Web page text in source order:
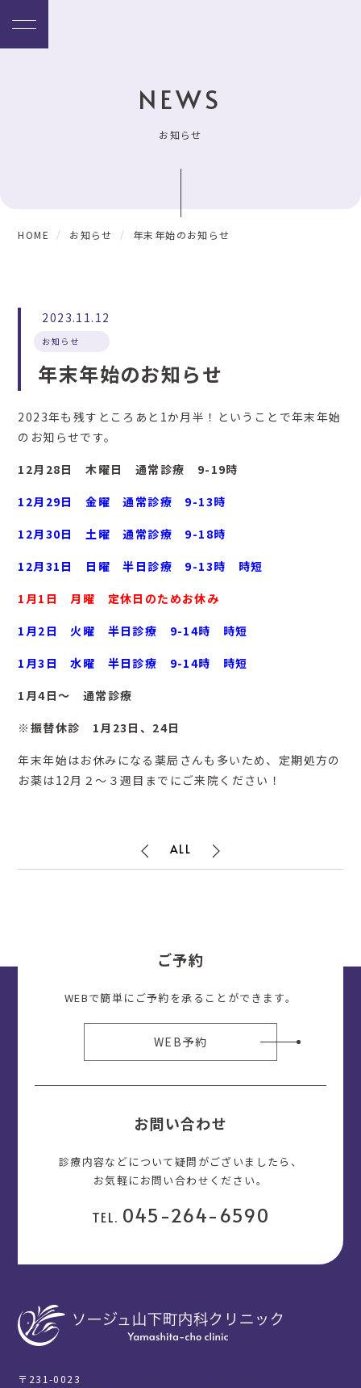
NEWS
お知らせ
HOME お知らせ 年末年始のお知らせ
2023.11.12
お知らせ
年末年始のお知らせ
2023年も残すところあと1か月半！ということで年末年始
のお知らせです。
12月28日 木曜日 通常診療 9-19時
12月29日 金曜 通常診療 9-13時
12月30日 土曜 通常診療 9-18時
12月31日 日曜 半日診療 9-13時 時短
1月1日 月曜 定休日のためお休み
1月2日 火曜 半日診療 9-14時 時短
1月3日 水曜 半日診療 9-14時 時短
1月4日～ 通常診療
※振替休診 1月23日、24日
年末年始はお休みになる薬局さんも多いため、定期処方の
お薬は12月２～３週目までにご来院ください！
ALL
ご予約
WEBで簡単にご予約を承ることができます。
WEB予約
お問い合わせ
診療内容などについて疑問がございましたら、
お気軽にお問い合わせください。
TEL. 045-264-6590
〒231-0023